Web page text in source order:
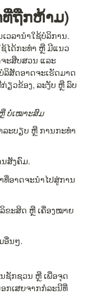
ທີ່ຖືກຫ້າມ)
ວລານຳໃຊ້ບໍລິການ.
ໄດ້ກະທຳ ຫຼື ມີແນວ
ະສືບສວນ ແລະ
ສັດອາດຈະເຮັດມາດ
ຽວຂ້ອງ, ລະງັບ ຫຼື ລົບ
ບໍ່ເໝາະສົມ
ະບຽບ ຫຼື ການກະທຳ
ສັງຄົມ.
ອາດຈະນຳໄປສູ່ການ
ຂະສິດ ຫຼື ເຄື່ອງໝາຍ
ອື່ນໆ.
ຊັກຊວນ ຫຼື ເພື່ອຈຸດ
ກເສຍຈາກກໍລະນີທີ່